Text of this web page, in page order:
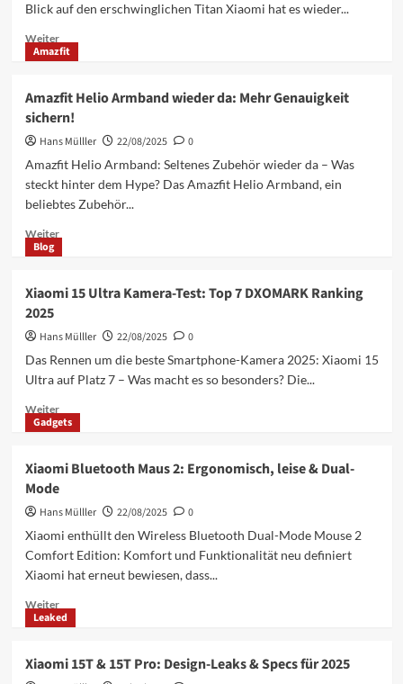
übersteht
Crash
mit
Blick auf den erschwinglichen Titan Xiaomi hat es wieder...
WeiterMehr
Informationen
Note
15R
5G:
neuer
Preis-
Leistungs-
Amazfit
Amazfit Helio Armband wieder da: Mehr Genauigkeit
sichern!
Hans Mülller 22/08/2025
0
Amazfit Helio Armband: Seltenes Zubehör wieder da – Was
steckt hinter dem Hype? Das Amazfit Helio Armband, ein
beliebtes Zubehör...
WeiterMehr
Helio
wieder
Mehr
Genauigkeit
Blog
Xiaomi 15 Ultra Kamera-Test: Top 7 DXOMARK Ranking
2025
Hans Mülller 22/08/2025
0
Das Rennen um die beste Smartphone-Kamera 2025: Xiaomi 15
Ultra auf Platz 7 – Was macht es so besonders? Die...
WeiterMehr
Informationen
15
Ultra
Kamera-
Top
7
DXOMARK
2025
Gadgets
Xiaomi Bluetooth Maus 2: Ergonomisch, leise & Dual-
Mode
Hans Mülller 22/08/2025
0
Xiaomi enthüllt den Wireless Bluetooth Dual-Mode Mouse 2
Comfort Edition: Komfort und Funktionalität neu definiert
Xiaomi hat erneut bewiesen, dass...
WeiterMehr
Informationen
Bluetooth
Leaked
Xiaomi 15T & 15T Pro: Design-Leaks & Specs für 2025